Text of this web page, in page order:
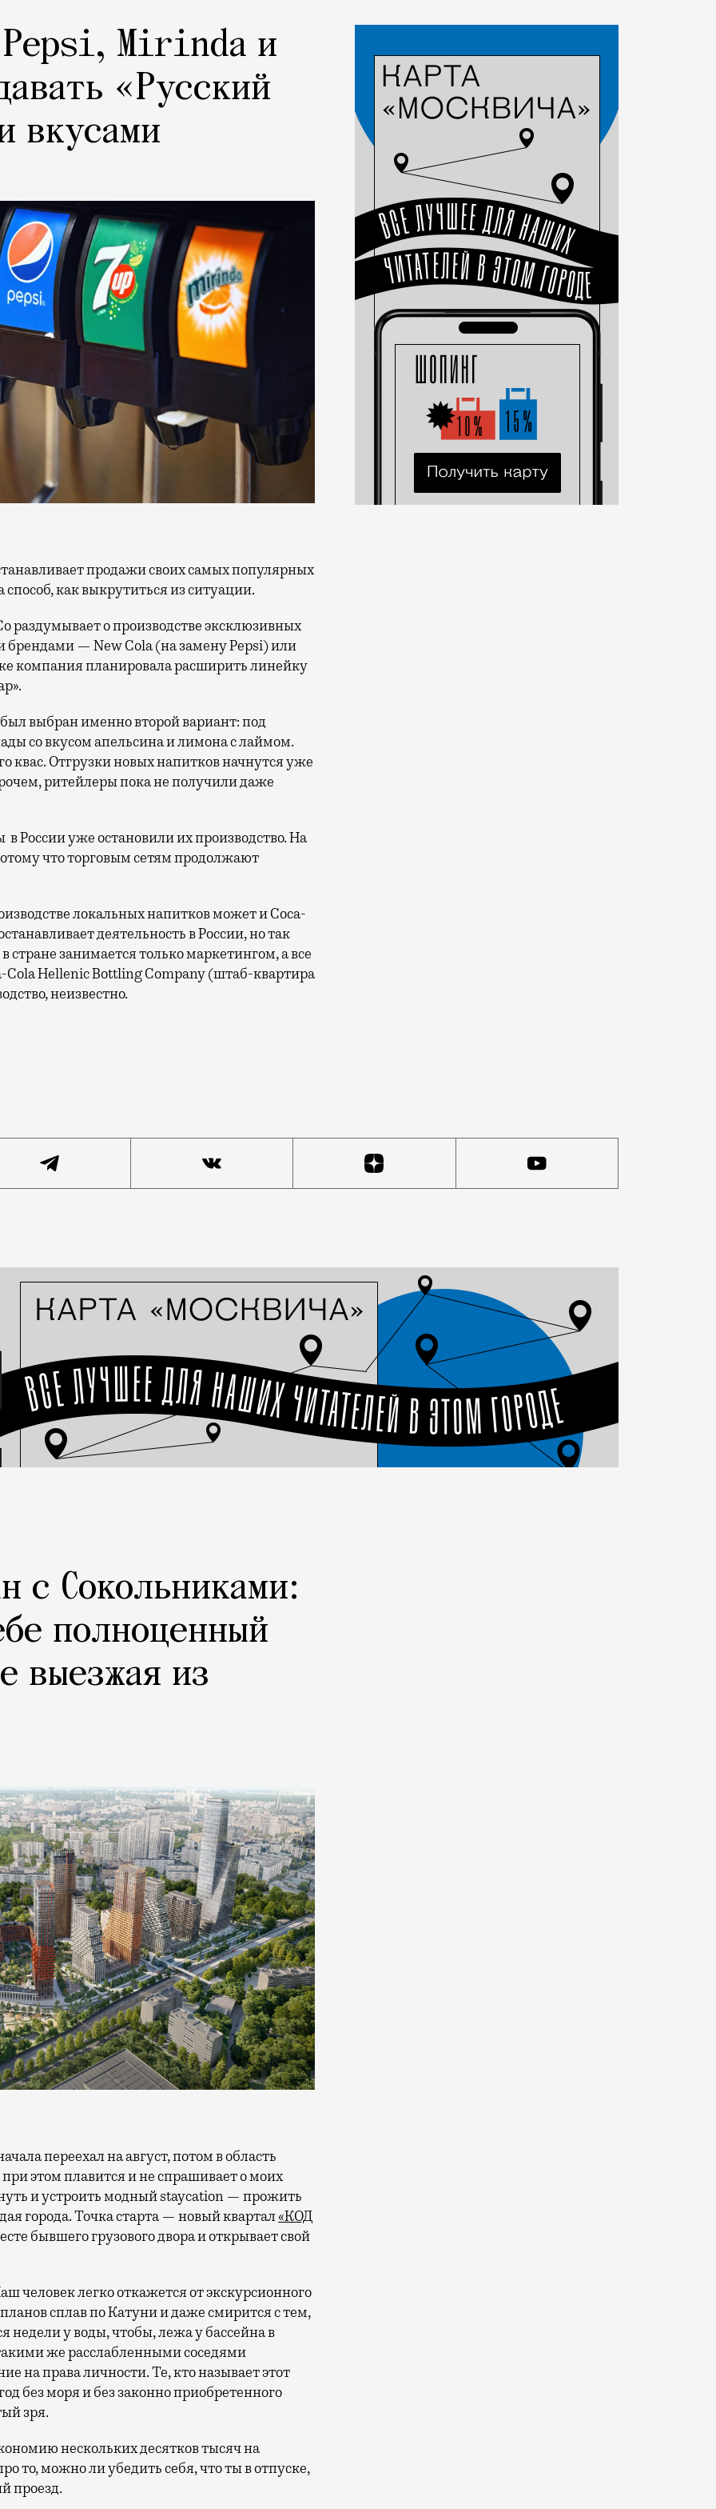
Pepsi, Mirinda и
«Русский
вкусами
как выкрутиться из ситуации.
раздумывает о производстве эксклюзивных
брендами — New Cola (на замену Pepsi) или
компания планировала расширить линейку
был выбран именно второй вариант: под
со вкусом апельсина и лимона с лаймом.
квас. Отгрузки новых напитков начнутся уже
ритейлеры пока не получили даже
в России уже остановили их производство. На
что торговым сетям продолжают
локальных напитков может и Coca-
деятельность в России, но так
занимается только маркетингом, а все
Hellenic Bottling Company (штаб-квартира
неизвестно.
продажи своих самых популярных напитков в России, а теперь нашла способ, как выкрутиться
с Сокольниками:
полноценный
выезжая из
этом плавится и не спрашивает о моих
и устроить модный staycation — прожить
города. Точка старта — новый квартал«КОД
бывшего грузового двора и открывает свой
легко откажется от экскурсионного
сплав по Катуни и даже смирится с тем,
у воды, чтобы, лежа у бассейна в
же расслабленными соседями
на права личности. Те, кто называет этот
без моря и без законно приобретенного
зря.
нескольких десятков тысяч на
то, можно ли убедить себя, что ты в отпуске,
проезд.